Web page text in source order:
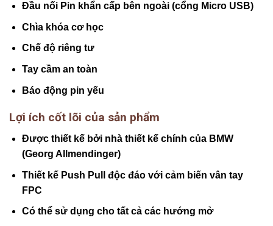
Đầu nối Pin khẩn cấp bên ngoài (cổng Micro USB)
Chìa khóa cơ học
Chế độ riêng tư
Tay cầm an toàn
Báo động pin yếu
Lợi ích cốt lõi của sản phẩm
Được thiết kế bởi nhà thiết kế chính của BMW
(Georg Allmendinger)
Thiết kế Push Pull độc đáo với cảm biến vân tay
FPC
Có thể sử dụng cho tất cả các hướng mở